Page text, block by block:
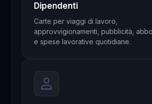
Dipendenti
Carte per viaggi di lavoro,
approvvigionamenti, pubblicità,
e spese lavorative quotidiane.